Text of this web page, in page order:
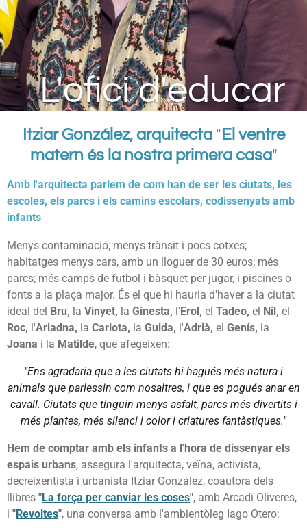
L'ofici d'educar
Itziar González, arquitecta" El ventre
matern és la nostra primera casa"
Amb l'arquitecta parlem de com han de ser les ciutats, les
escoles, els parcs i els camins escolars, codissenyats amb
infants
Menys contaminació; menys trànsit i pocs cotxes;
habitatges menys cars, amb un lloguer de 30 euros; més
parcs; més camps de futbol i bàsquet per jugar, i piscines o
fonts a la plaça major. És el que hi hauria d'haver a la ciutat
ideal del Bru, la Vinyet, la Ginesta, l'Erol, el Tadeo, el Nil, el
Roc, l'Ariadna, la Carlota, la Guida, l'Adrià, el Genís, la
Joana i la Matilde, que afegeixen:
"Ens agradaria que a les ciutats hi hagués més natura i
animals que parlessin com nosaltres, i que es pogués anar en
cavall. Ciutats que tinguin menys asfalt, parcs més divertits i
més plantes, més silenci i color i criatures fantàstiques."
Hem de comptar amb els infants a l'hora de dissenyar els
espais urbans, assegura l'arquitecta, veïna, activista,
decreixentista i urbanista Itziar González, coautora dels
llibres "La força per canviar les coses", amb Arcadi Oliveres,
i "Revoltes", una conversa amb l'ambientòleg Iago Otero: